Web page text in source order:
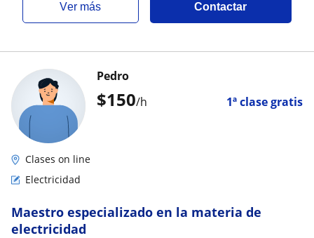
ver más Contactar
$150/h 1ª clase gratis
Pedro
Clases on line
Electricidad
Maestro especializado en la materia de
electricidad